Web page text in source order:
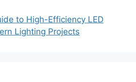
to High-Efficiency LED
Lighting Projects